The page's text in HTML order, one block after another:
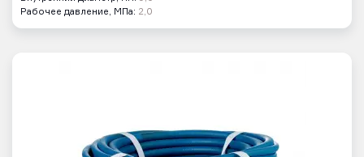
Рабочее давление, МПа: 2,0